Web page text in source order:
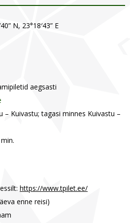
N, 23°18′43” E
aegsasti
– Kuivastu; tagasi minnes Kuivastu –
https://www.tpilet.ee/
enne reisi)